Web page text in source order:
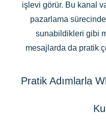
işlevi görür. Bu kanal
pazarlama
sunabildikleri gibi
mesajlarda da pratik
Pratik Adımlarla